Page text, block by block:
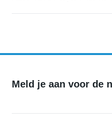
Meld je aan voor de